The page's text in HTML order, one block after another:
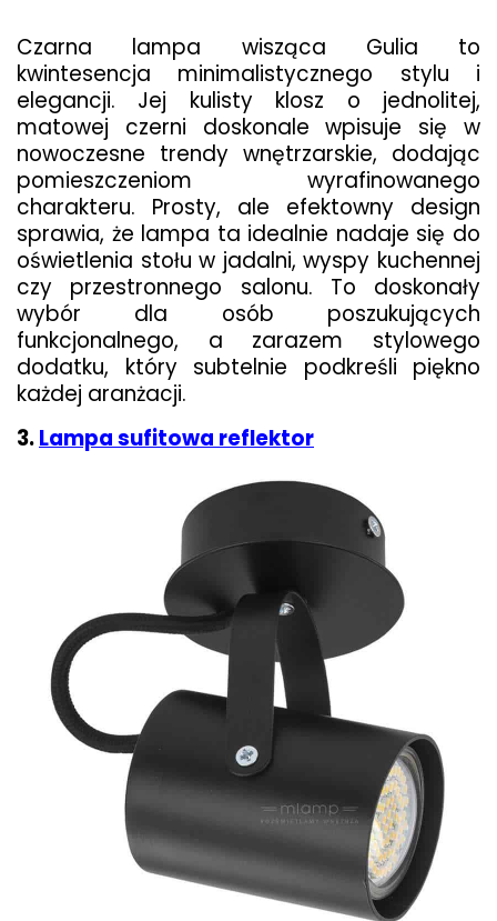
Czarna lampa wisząca Gulia to
kwintesencja minimalistycznego stylu i
elegancji. Jej kulisty klosz o jednolitej,
matowej czerni doskonale wpisuje się w
nowoczesne trendy wnętrzarskie, dodając
pomieszczeniom wyrafinowanego
charakteru. Prosty, ale efektowny design
sprawia, że lampa ta idealnie nadaje się do
oświetlenia stołu w jadalni, wyspy kuchennej
czy przestronnego salonu. To doskonały
wybór dla osób poszukujących
funkcjonalnego, a zarazem stylowego
dodatku, który subtelnie podkreśli piękno
każdej aranżacji.
3.Lampa sufitowa reflektor